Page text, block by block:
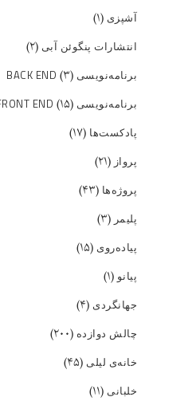
آشپزی (۱)
انتشارات پنگوئن آبی (۲)
برنامه‌نویسی BACK END (۳)
برنامه‌نویسی FRONT END (۱۵)
پادکست‌ها (۱۷)
پرواز (۲۱)
پروژه‌ها (۴۳)
پلیمر (۳)
پیاده‌روی (۱۵)
پیانو(۱)
جهانگردی (۴)
چالش دوازده (۲۰۰)
خانه‌ی لیلی (۴۵)
خلبانی (۱۱)